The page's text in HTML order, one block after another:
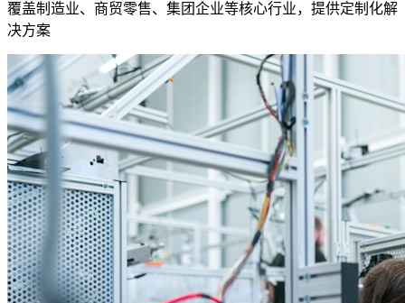
覆盖制造业、商贸零售、集团企业等核心行业，提供定制化解
决方案